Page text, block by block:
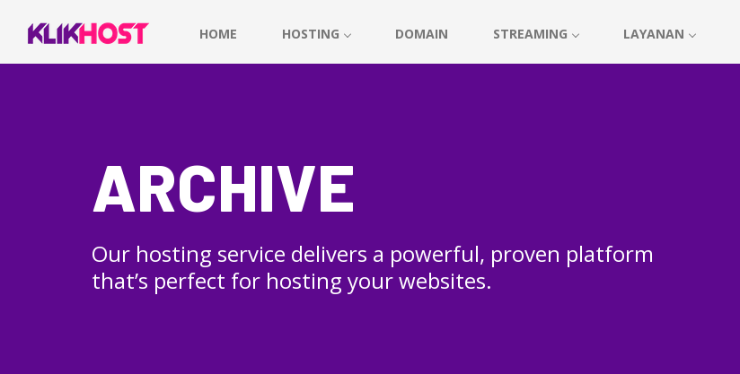
HOME HOSTING DOMAIN STREAMING LAYANAN
ARCHIVE
Our hosting service delivers a powerful, proven platform
that’s perfect for hosting your websites.